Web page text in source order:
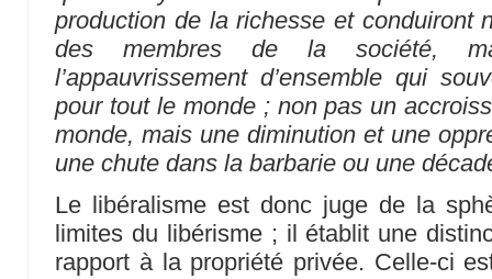
production de la richesse et conduiront
des membres de la société,
l’appauvrissement d’ensemble qui
pour tout le monde ; non pas un
monde, mais une diminution et une
une chute dans la barbarie ou une
Le libéralisme est donc juge de la
limites du libérisme ; il établit une
rapport à la propriété privée. Celle-ci